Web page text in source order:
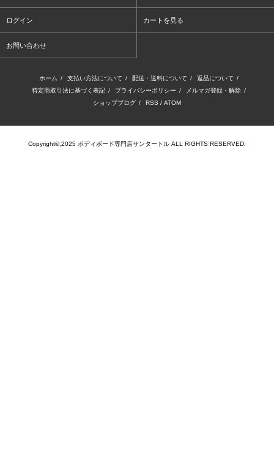
ログイン カートを見る
お問い合わせ
ホーム / 支払い方法について / 配送・送料について / 返品について /
特定商取引法に基づく表記 / プライバシーポリシー / メルマガ登録・解除 /
ショップブログ / RSS / ATOM
Copyright©,2025 ボディボード専門店サンタートル ALL RIGHTS RESERVED.